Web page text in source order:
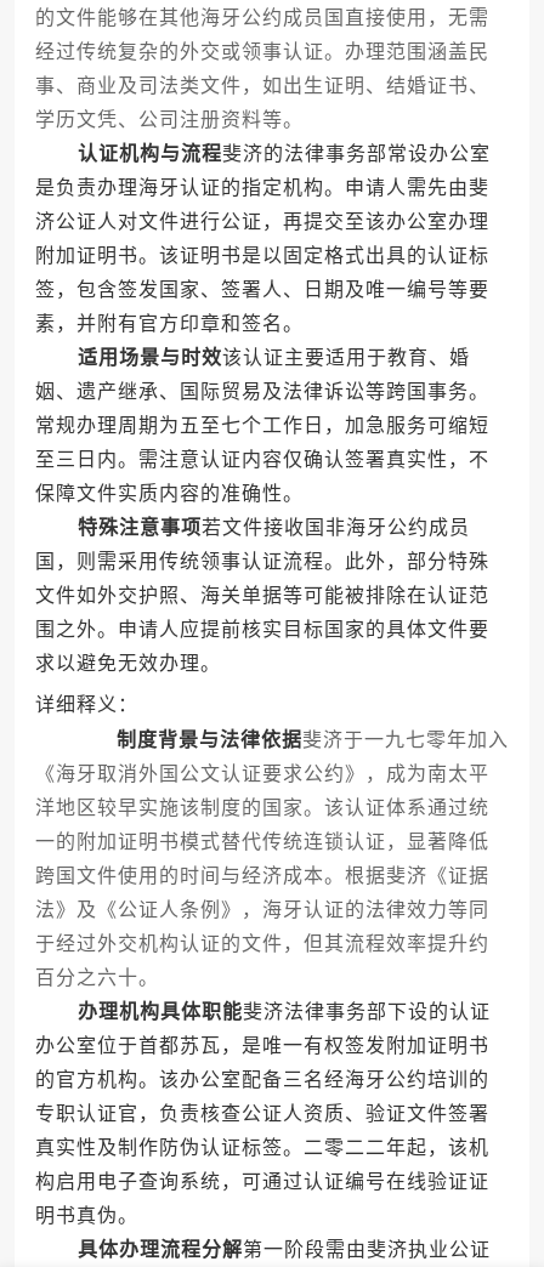
的文件能够在其他海牙公约成员国直接使用，无需
经过传统复杂的外交或领事认证。办理范围涵盖民
事、商业及司法类文件，如出生证明、结婚证书、
学历文凭、公司注册资料等。
认证机构与流程斐济的法律事务部常设办公室
是负责办理海牙认证的指定机构。申请人需先由斐
济公证人对文件进行公证，再提交至该办公室办理
附加证明书。该证明书是以固定格式出具的认证标
签，包含签发国家、签署人、日期及唯一编号等要
素，并附有官方印章和签名。
适用场景与时效该认证主要适用于教育、婚
姻、遗产继承、国际贸易及法律诉讼等跨国事务。
常规办理周期为五至七个工作日，加急服务可缩短
至三日内。需注意认证内容仅确认签署真实性，不
保障文件实质内容的准确性。
特殊注意事项若文件接收国非海牙公约成员
国，则需采用传统领事认证流程。此外，部分特殊
文件如外交护照、海关单据等可能被排除在认证范
围之外。申请人应提前核实目标国家的具体文件要
求以避免无效办理。
详细释义：
制度背景与法律依据斐济于一九七零年加入
《海牙取消外国公文认证要求公约》，成为南太平
洋地区较早实施该制度的国家。该认证体系通过统
一的附加证明书模式替代传统连锁认证，显著降低
跨国文件使用的时间与经济成本。根据斐济《证据
法》及《公证人条例》，海牙认证的法律效力等同
于经过外交机构认证的文件，但其流程效率提升约
百分之六十。
办理机构具体职能斐济法律事务部下设的认证
办公室位于首都苏瓦，是唯一有权签发附加证明书
的官方机构。该办公室配备三名经海牙公约培训的
专职认证官，负责核查公证人资质、验证文件签署
真实性及制作防伪认证标签。二零二二年起，该机
构启用电子查询系统，可通过认证编号在线验证证
明书真伪。
具体办理流程分解第一阶段需由斐济执业公证